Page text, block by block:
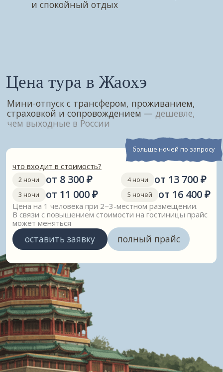
вы можете быть на их месте
Посмотрите на наших туристов